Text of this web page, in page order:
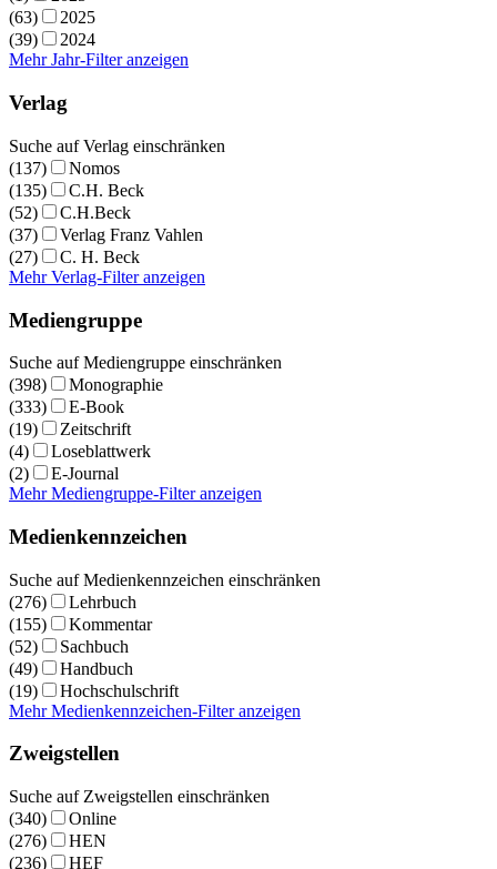
(63)
2025
(39)
2024
Mehr Jahr-Filter anzeigen
Verlag
Suche auf Verlag einschränken
(137)
Nomos
(135)
C.H. Beck
(52)
C.H.Beck
(37)
Verlag Franz Vahlen
(27)
C. H. Beck
Mehr Verlag-Filter anzeigen
Mediengruppe
Suche auf Mediengruppe einschränken
(398)
Monographie
(333)
E-Book
(19)
Zeitschrift
(4)
Loseblattwerk
(2)
E-Journal
Mehr Mediengruppe-Filter anzeigen
Medienkennzeichen
Suche auf Medienkennzeichen einschränken
(276)
Lehrbuch
(155)
Kommentar
(52)
Sachbuch
(49)
Handbuch
(19)
Hochschulschrift
Mehr Medienkennzeichen-Filter anzeigen
Zweigstellen
Suche auf Zweigstellen einschränken
(340)
Online
(276)
HEN
(236)
HEF